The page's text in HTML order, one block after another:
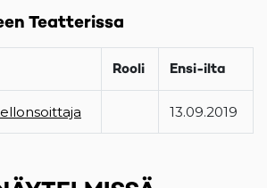
Teatterissa
Rooli Ensi-ilta
13.09.2019